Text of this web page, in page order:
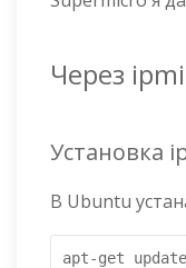
Через
Установка
В Ubuntu
apt-get update